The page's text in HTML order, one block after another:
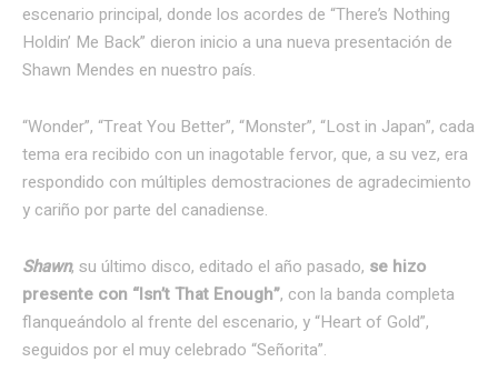
escenario principal, donde los acordes de “There’s Nothing
Holdin’ Me Back” dieron inicio a una nueva presentación de
Shawn Mendes en nuestro país.
“Wonder”, “Treat You Better”, “Monster”, “Lost in Japan”, cada
tema era recibido con un inagotable fervor, que, a su vez, era
respondido con múltiples demostraciones de agradecimiento
y cariño por parte del canadiense.
Shawn, su último disco, editado el año pasado, se hizo
presente con “Isn’t That Enough”, con la banda completa
flanqueándolo al frente del escenario, y “Heart of Gold”,
seguidos por el muy celebrado “Señorita”.